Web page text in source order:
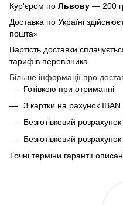
Кур'єром по Львову — 200
Доставка по Україні
пошта»
Вартість доставки
тарифів перевізника
Більше інформації про
Готівкою при отриманні
З картки на рахунок IBAN
Безготівковий
Безготівковий
Точні терміни гарантії